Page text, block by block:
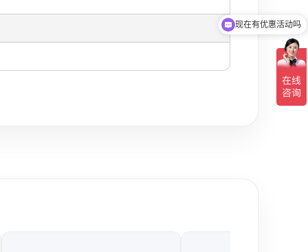
可以介绍下你们的产品么